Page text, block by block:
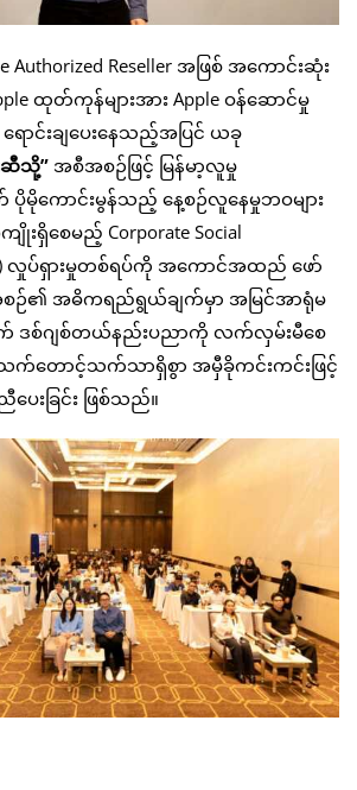
Authorized Reseller အဖြစ် အကောင်းဆုံး
ထုတ်ကုန်များအား Apple ဝန်ဆောင်မှု
ောင်းချပေးနေသည့်အပြင် ယခု
းဆီသို့” အစီအစဉ်ဖြင့် မြန်မာ့လူမှု
ကောင်းမွန်သည့် နေ့စဉ်လူနေမှုဘဝများ
းရှိစေမည့် Corporate Social
လှုပ်ရှားမှုတစ်ရပ်ကို အကောင်အထည် ဖော်
၏ အဓိကရည်ရွယ်ချက်မှာ အမြင်အာရုံမ
ဒစ်ဂျစ်တယ်နည်းပညာကို လက်လှမ်းမီစေ
သက်တောင့်သက်သာရှိစွာ အမှီခိုကင်းကင်းဖြင့်
ေးခြင်း ဖြစ်သည်။